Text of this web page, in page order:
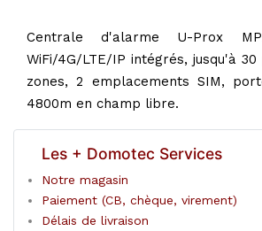
Centrale d'alarme U-Prox
WiFi/4G/LTE/IP intégrés, jusqu'à
zones, 2 emplacements SIM,
4800m en champ libre.
Les + Domotec Services
Notre magasin
Paiement (CB, chèque, virement)
Délais de livraison